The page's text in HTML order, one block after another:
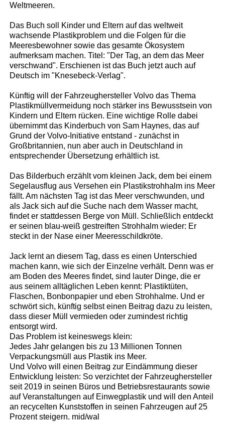
Weltmeeren.
Das Buch soll Kinder und Eltern auf das weltweit
wachsende Plastikproblem und die Folgen für die
Meeresbewohner sowie das gesamte Ökosystem
aufmerksam machen. Titel: "Der Tag, an dem das Meer
verschwand". Erschienen ist das Buch jetzt auch auf
Deutsch im "Knesebeck-Verlag".
Künftig will der Fahrzeughersteller Volvo das Thema
Plastikmüllvermeidung noch stärker ins Bewusstsein von
Kindern und Eltern rücken. Eine wichtige Rolle dabei
übernimmt das Kinderbuch von Sam Haynes, das auf
Grund der Volvo-Initiative entstand - zunächst in
Großbritannien, nun aber auch in Deutschland in
entsprechender Übersetzung erhältlich ist.
Das Bilderbuch erzählt vom kleinen Jack, dem bei einem
Segelausflug aus Versehen ein Plastikstrohhalm ins Meer
fällt. Am nächsten Tag ist das Meer verschwunden, und
als Jack sich auf die Suche nach dem Wasser macht,
findet er stattdessen Berge von Müll. Schließlich entdeckt
er seinen blau-weiß gestreiften Strohhalm wieder: Er
steckt in der Nase einer Meeresschildkröte.
Jack lernt an diesem Tag, dass es einen Unterschied
machen kann, wie sich der Einzelne verhält. Denn was er
am Boden des Meeres findet, sind lauter Dinge, die er
aus seinem alltäglichen Leben kennt: Plastiktüten,
Flaschen, Bonbonpapier und eben Strohhalme. Und er
schwört sich, künftig selbst einen Beitrag dazu zu leisten,
dass dieser Müll vermieden oder zumindest richtig
entsorgt wird.
Das Problem ist keineswegs klein:
Jedes Jahr gelangen bis zu 13 Millionen Tonnen
Verpackungsmüll aus Plastik ins Meer.
Und Volvo will einen Beitrag zur Eindämmung dieser
Entwicklung leisten: So verzichtet der Fahrzeughersteller
seit 2019 in seinen Büros und Betriebsrestaurants sowie
auf Veranstaltungen auf Einwegplastik und will den Anteil
an recycelten Kunststoffen in seinen Fahrzeugen auf 25
Prozent steigern. mid/wal